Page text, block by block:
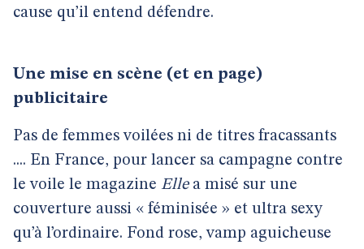
cause qu’il entend défendre.
Une mise en scène (et en page)
publicitaire
Pas de femmes voilées ni de titres fracassants
.... En France, pour lancer sa campagne contre
le voile le magazine Ellea misé sur une
couverture aussi « féminisée » et ultra sexy
qu’à l’ordinaire. Fond rose, vamp aguicheuse